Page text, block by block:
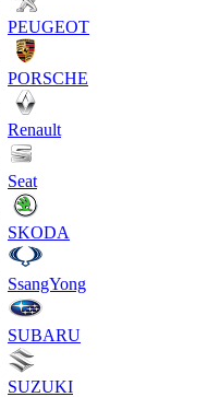
PEUGEOT
PORSCHE
Renault
Seat
SKODA
SsangYong
SUBARU
SUZUKI